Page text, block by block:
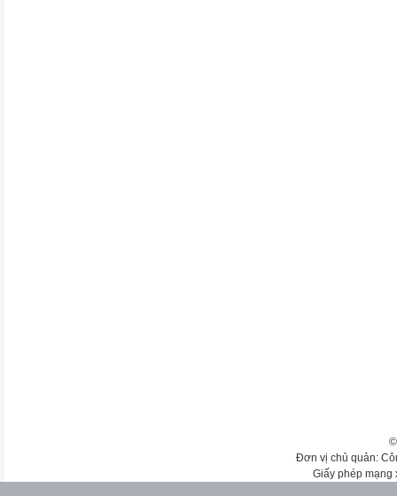
Đơn vị chủ quản:
Giấy phép mạng